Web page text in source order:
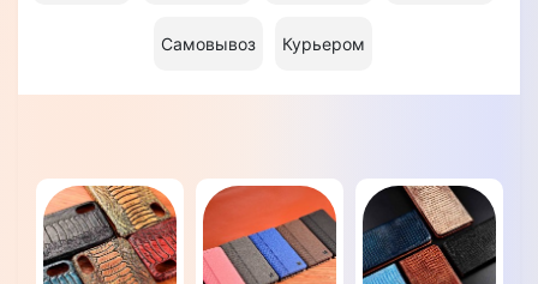
Самовывоз Курьером